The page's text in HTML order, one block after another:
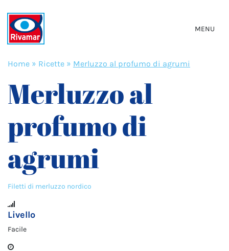
MENU
Home » Ricette » Merluzzo al profumo di agrumi
Merluzzo al
profumo di
agrumi
Filetti di merluzzo nordico
Livello
Facile